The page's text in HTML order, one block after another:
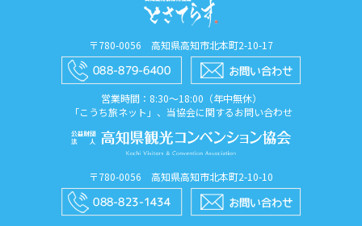
〒780-0056 高知県高知市北本町2-10-17
営業時間：8:30〜18:00（年中無休）
「こうち旅ネット」、当協会に関するお問い合わせ
〒780-0056 高知県高知市北本町2-10-10